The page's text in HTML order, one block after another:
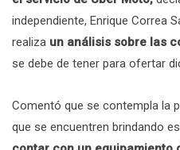
independiente, Enrique Correa
realiza un análisis sobre las
se debe de tener para ofertar
Comentó que se contempla la
que se encuentren brindando